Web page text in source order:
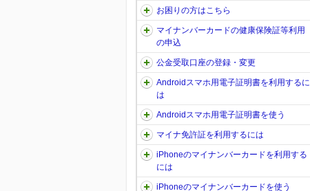
お困りの方はこちら
マイナンバーカードの健康保険証等利用
の申込
公金受取口座の登録・変更
Androidスマホ用電子証明書を利用するに
は
Androidスマホ用電子証明書を使う
マイナ免許証を利用するには
iPhoneのマイナンバーカードを利用する
には
iPhoneのマイナンバーカードを使う